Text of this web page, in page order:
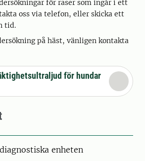
för raser som ingår i ett
oss via telefon, eller skicka ett
tid.
på häst, vänligen kontakta
för hundar
enheten